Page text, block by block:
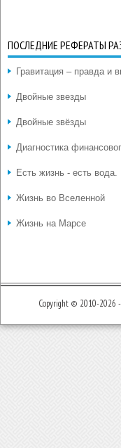
ПОСЛЕДНИЕ РЕФЕРАТЫ
Гравитация – правда и
Двойные звезды
Двойные звёзды
Диагностика
Есть жизнь - есть
Жизнь во Вселенной
Жизнь на Марсе
Copyright © 2010-2026 -